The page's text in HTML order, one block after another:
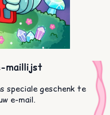
maillijst
speciale geschenk te
e-mail.